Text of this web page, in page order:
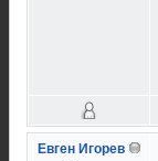
Евген Игорев